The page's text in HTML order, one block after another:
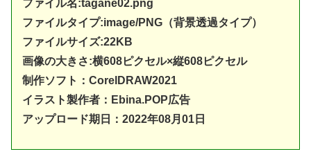
ファイル名:tagane02.png
ファイルタイプ:image/PNG（背景透過タイプ）
ファイルサイズ:22KB
画像の大きさ:横608ピクセル×縦608ピクセル
制作ソフト： CorelDRAW2021
イラスト製作者：Ebina.POP広告
アップロード期日：2022年08月01日